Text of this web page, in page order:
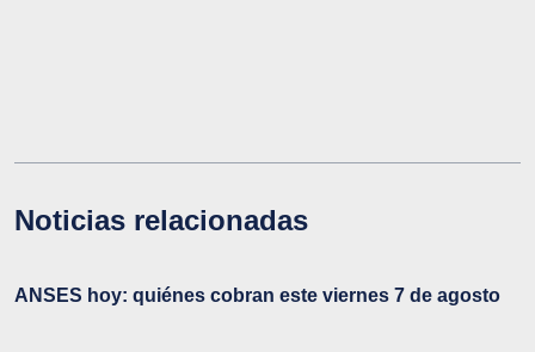
Noticias relacionadas
ANSES hoy: quiénes cobran este viernes 7 de agosto